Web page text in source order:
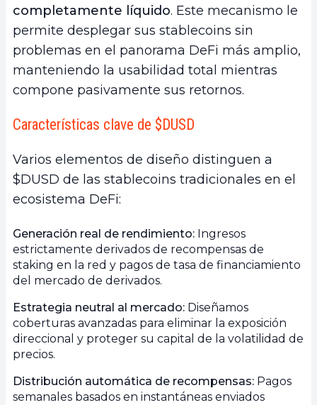
completamente líquido. Este mecanismo le
permite desplegar sus stablecoins sin
problemas en el panorama DeFi más amplio,
manteniendo la usabilidad total mientras
compone pasivamente sus retornos.
Características clave de $DUSD
Varios elementos de diseño distinguen a
$DUSD de las stablecoins tradicionales en el
ecosistema DeFi:
Generación real de rendimiento: Ingresos
estrictamente derivados de recompensas de
staking en la red y pagos de tasa de financiamiento
del mercado de derivados.
Estrategia neutral al mercado: Diseñamos
coberturas avanzadas para eliminar la exposición
direccional y proteger su capital de la volatilidad de
precios.
Distribución automática de recompensas: Pagos
semanales basados en instantáneas enviados